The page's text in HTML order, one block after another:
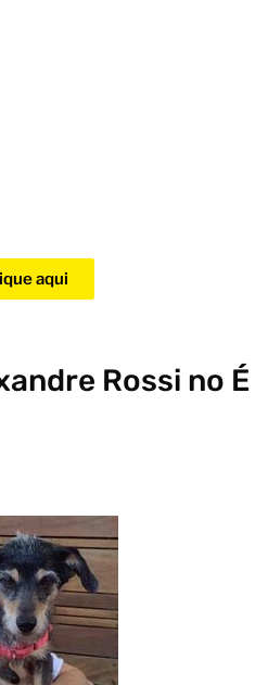
aqui
Rossi no É